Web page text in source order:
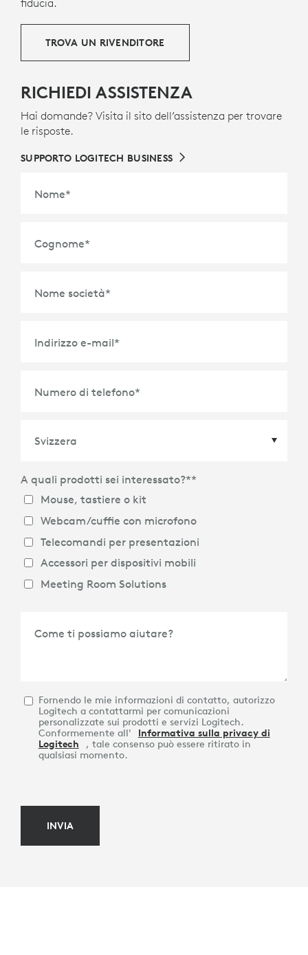
INFORMAZIONI SULE PLASTICHE RICICLATE
fiducia.
TROVA UN RIVENDITORE
RICHIEDI ASSISTENZA
Hai domande? Visita il sito dell’assistenza per trovare
le risposte.
SUPPORTO LOGITECH BUSINESS
Nome*
Cognome*
Nome società*
Indirizzo e-mail*
Numero di telefono*
Paese*
A quali prodotti sei interessato?**
Mouse, tastiere o kit
Webcam/cuffie con microfono
Telecomandi per presentazioni
Accessori per dispositivi mobili
Meeting Room Solutions
Come ti possiamo aiutare?
Fornendo le mie informazioni di contatto, autorizzo
Logitech a contattarmi per comunicazioni
personalizzate sui prodotti e servizi Logitech.
Conformemente all'
Informativa sulla privacy di
Logitech
, tale consenso può essere ritirato in
qualsiasi momento.
INVIA